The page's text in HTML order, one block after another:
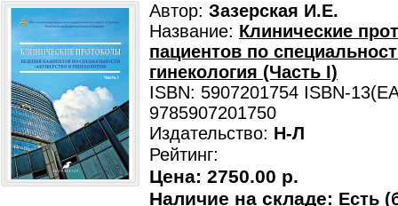
Автор: Зазерская И.Е.
Название: Клинические
пациентов по
гинекология (Часть I)
ISBN: 5907201754 ISBN-
9785907201750
Издательство: Н-Л
Рейтинг:
Цена: 2750.00 р.
Наличие на складе: Есть